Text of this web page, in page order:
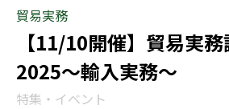
貿易実務
【11/10開催】貿易実
2025〜輸入実務〜
特集・イベント